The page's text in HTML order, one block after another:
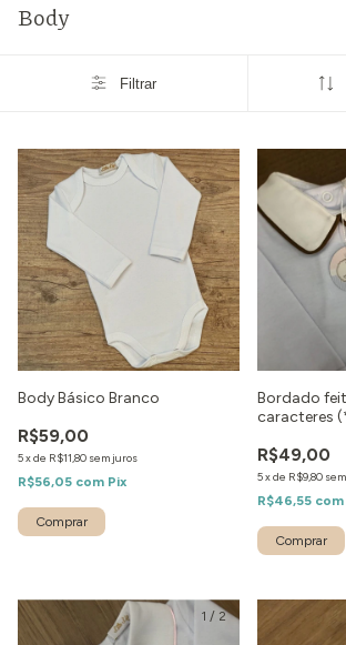
Body
Filtrar
Body Básico Branco
R$59,00
5xde R$11,80 sem juros
R$56,05 com Pix
Comprar
Bordado
caracteres
R$49,00
5xde R$9,80
R$46,55 com
1 / 2